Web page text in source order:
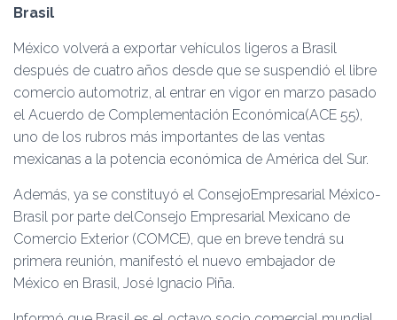
Brasil
México volverá a exportar vehículos ligeros a Brasil
después de cuatro años desde que se suspendió el libre
comercio automotriz, al entrar en vigor en marzo pasado
el Acuerdo de Complementación Económica(ACE 55),
uno de los rubros más importantes de las ventas
mexicanas a la potencia económica de América del Sur.
Además, ya se constituyó el ConsejoEmpresarial México-
Brasil por parte delConsejo Empresarial Mexicano de
Comercio Exterior (COMCE), que en breve tendrá su
primera reunión, manifestó el nuevo embajador de
México en Brasil, José Ignacio Piña.